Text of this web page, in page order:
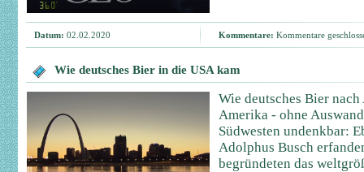
Datum: 02.02.2020 Kommentare: Kommentare
Wie deutsches Bier in die USA kam
Wie deutsches Bier
Amerika - ohne
Südwesten undenkbar:
Adolphus Busch
begründeten das